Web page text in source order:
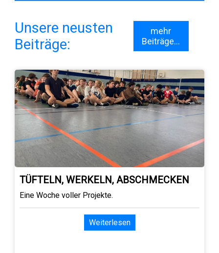
Unsere neusten
Beiträge:
mehr
Beiträge...
TÜFTELN, WERKELN, ABSCHMECKEN
Eine Woche voller Projekte.
Weiterlesen